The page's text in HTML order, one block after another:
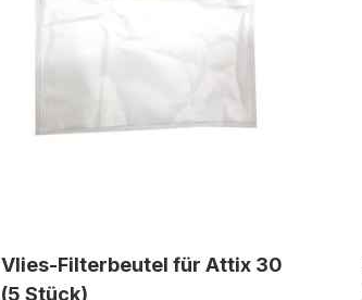
Vlies-Filterbeutel für Attix 30
(5 Stück)